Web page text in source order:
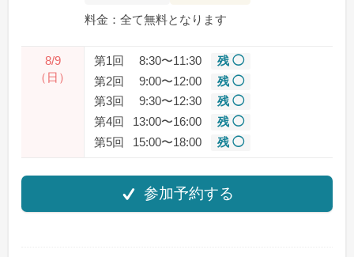
料金：全て無料となります
8/9
（日）
第1回 8:30〜11:30
残 ◯
第2回
9:00〜12:00
残 ◯
第3回
9:30〜12:30
残 ◯
第4回
13:00〜16:00
残 ◯
第5回
15:00〜18:00 残 ◯
参加予約する